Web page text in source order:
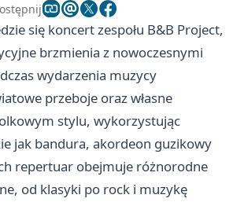
się koncert zespołu B&B Project,
brzmienia z nowoczesnymi
wydarzenia muzycy
przeboje oraz własne
stylu, wykorzystując
jak bandura, akordeon guzikowy
repertuar obejmuje różnorodne
od klasyki po rock i muzykę